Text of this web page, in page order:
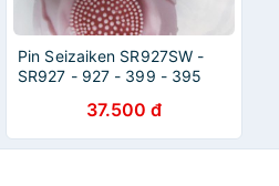
Pin Seizaiken SR927SW -
SR927 - 927 - 399 - 395
Hãng Seiko37.500 đ